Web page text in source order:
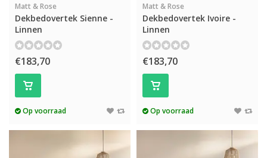
Matt & Rose
Dekbedovertek Sienne -
Linnen
€183,70
Op voorraad
Matt & Rose
Dekbedovertek Ivoire -
Linnen
€183,70
Op voorraad